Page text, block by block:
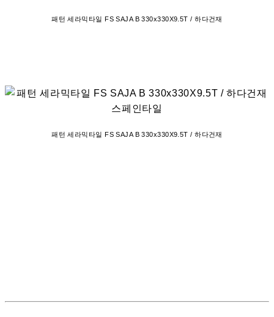
패턴 세라믹타일 FS SAJA B 330x330X9.5T / 하다건재
패턴 세라믹타일 FS SAJA B 330x330X9.5T / 하다건재